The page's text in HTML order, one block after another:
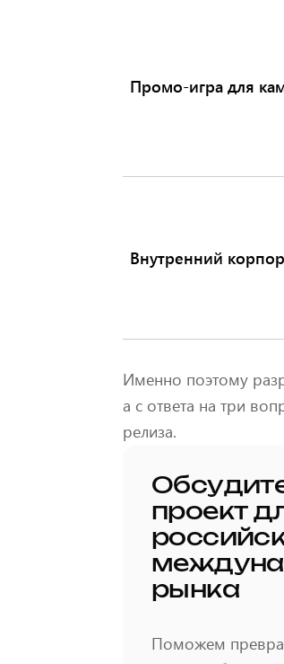
Промо-игра для
Внутренний
Именно поэтому
а с ответа на три
релиза.
проект
рынка
Поможем